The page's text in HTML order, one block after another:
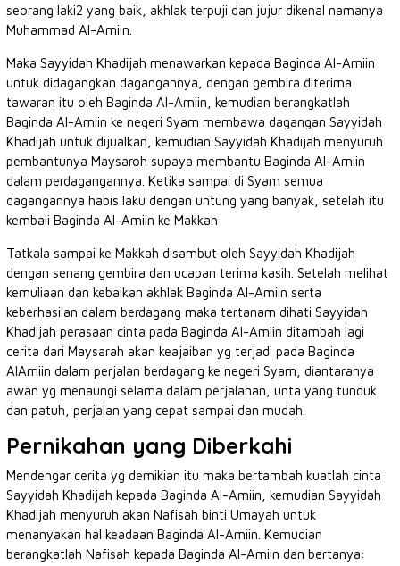
seorang laki2 yang baik, akhlak terpuji dan jujur dikenal namanya
Muhammad Al-Amiin.
Maka Sayyidah Khadijah menawarkan kepada Baginda Al-Amiin
untuk didagangkan dagangannya, dengan gembira diterima
tawaran itu oleh Baginda Al-Amiin, kemudian berangkatlah
Baginda Al-Amiin ke negeri Syam membawa dagangan Sayyidah
Khadijah untuk dijualkan, kemudian Sayyidah Khadijah menyuruh
pembantunya Maysaroh supaya membantu Baginda Al-Amiin
dalam perdagangannya. Ketika sampai di Syam semua
dagangannya habis laku dengan untung yang banyak, setelah itu
kembali Baginda Al-Amiin ke Makkah
Tatkala sampai ke Makkah disambut oleh Sayyidah Khadijah
dengan senang gembira dan ucapan terima kasih. Setelah melihat
kemuliaan dan kebaikan akhlak Baginda Al-Amiin serta
keberhasilan dalam berdagang maka tertanam dihati Sayyidah
Khadijah perasaan cinta pada Baginda Al-Amiin ditambah lagi
cerita dari Maysarah akan keajaiban yg terjadi pada Baginda
AlAmiin dalam perjalan berdagang ke negeri Syam, diantaranya
awan yg menaungi selama dalam perjalanan, unta yang tunduk
dan patuh, perjalan yang cepat sampai dan mudah.
Pernikahan yang Diberkahi
Mendengar cerita yg demikian itu maka bertambah kuatlah cinta
Sayyidah Khadijah kepada Baginda Al-Amiin, kemudian Sayyidah
Khadijah menyuruh akan Nafisah binti Umayah untuk
menanyakan hal keadaan Baginda Al-Amiin. Kemudian
berangkatlah Nafisah kepada Baginda Al-Amiin dan bertanya: